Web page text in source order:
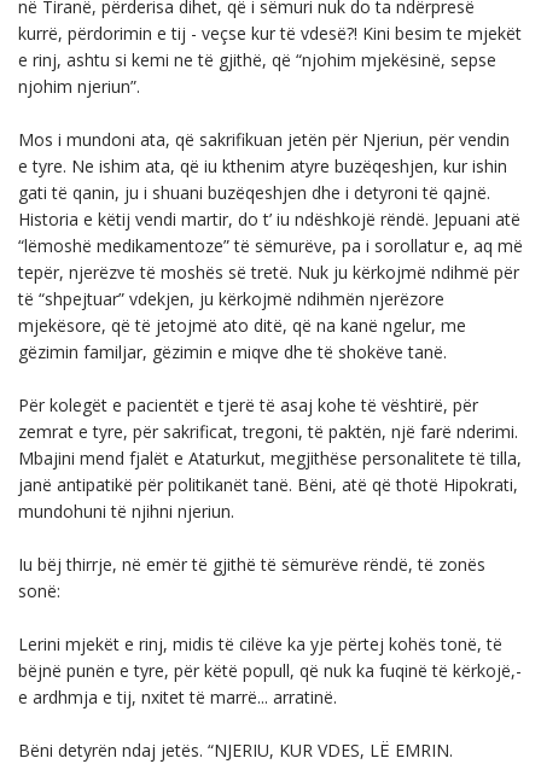
në Tiranë, përderisa dihet, që i sëmuri nuk do ta ndërpresë
kurrë, përdorimin e tij - veçse kur të vdesë?! Kini besim te mjekët
e rinj, ashtu si kemi ne të gjithë, që “njohim mjekësinë, sepse
njohim njeriun”.
Mos i mundoni ata, që sakrifikuan jetën për Njeriun, për vendin
e tyre. Ne ishim ata, që iu kthenim atyre buzëqeshjen, kur ishin
gati të qanin, ju i shuani buzëqeshjen dhe i detyroni të qajnë.
Historia e këtij vendi martir, do t’ iu ndëshkojë rëndë. Jepuani atë
“lëmoshë medikamentoze” të sëmurëve, pa i sorollatur e, aq më
tepër, njerëzve të moshës së tretë. Nuk ju kërkojmë ndihmë për
të “shpejtuar” vdekjen, ju kërkojmë ndihmën njerëzore
mjekësore, që të jetojmë ato ditë, që na kanë ngelur, me
gëzimin familjar, gëzimin e miqve dhe të shokëve tanë.
Për kolegët e pacientët e tjerë të asaj kohe të vështirë, për
zemrat e tyre, për sakrificat, tregoni, të paktën, një farë nderimi.
Mbajini mend fjalët e Ataturkut, megjithëse personalitete të tilla,
janë antipatikë për politikanët tanë. Bëni, atë që thotë Hipokrati,
mundohuni të njihni njeriun.
Iu bëj thirrje, në emër të gjithë të sëmurëve rëndë, të zonës
sonë:
Lerini mjekët e rinj, midis të cilëve ka yje përtej kohës tonë, të
bëjnë punën e tyre, për këtë popull, që nuk ka fuqinë të kërkojë,-
e ardhmja e tij, nxitet të marrë... arratinë.
Bëni detyrën ndaj jetës. “NJERIU, KUR VDES, LË EMRIN.